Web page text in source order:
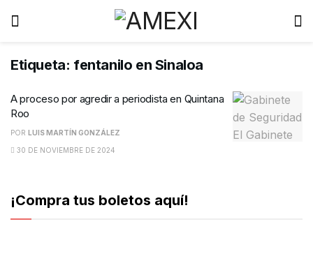
Etiqueta: fentanilo en Sinaloa
A proceso por agredir a periodista en Quintana
Roo
POR LUIS MARTÍN GONZÁLEZ
30 DE NOVIEMBRE DE 2024
¡Compra tus boletos aquí!